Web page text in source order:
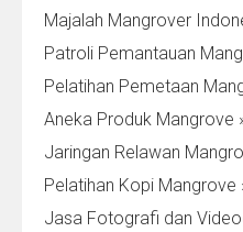
Majalah Mangrover
Patroli Pemantauan
Pelatihan Pemetaan
Aneka Produk Mangrove
Jaringan Relawan
Pelatihan Kopi Mangrove
Jasa Fotografi dan